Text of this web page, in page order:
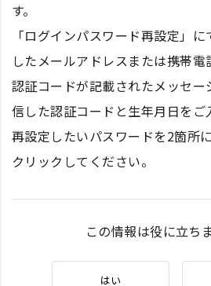
す。
「ログインパスワード再設定」
したメールアドレスまたは携帯電
認証コードが記載されたメッセー
信した認証コードと生年月日を
再設定したいパスワードを2箇所
クリックしてください。
この情報は役に立ち
はい